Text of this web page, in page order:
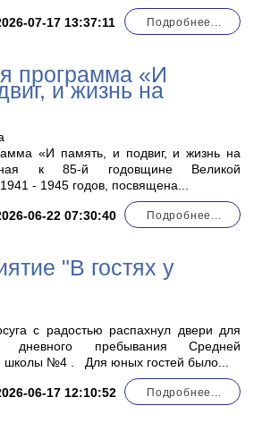
07-17 13:37:11 Подробнее...
программа «И
и жизнь на
06-22 07:30:40
«И память, и подвиг, и жизнь на
к 85-й годовщине Великой
- 1945 годов, посвящена...
Подробнее...
"В гостях у
06-17 12:10:52
с радостью распахнул двери для
пребывания Средней
школы №4 . Для юных гостей было...
Подробнее...